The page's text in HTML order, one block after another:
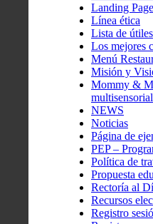
Landing
Línea ética
Lista de útiles
Los mejores
Menú
Misión y
Mommy &
multisensorial
NEWS
Noticias
Página de
PEP –
Política de
Propuesta
Rectoría al
Recursos
Registro